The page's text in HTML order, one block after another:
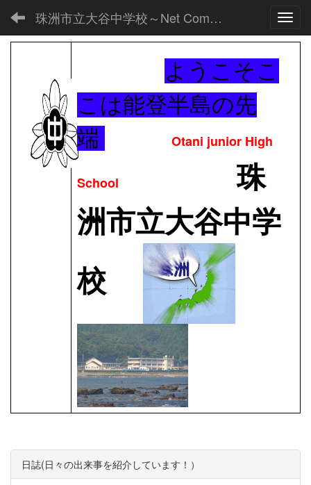
珠洲市立大谷中学校～Net Commons～
ようこそこ
こは能登半島の先
端
Otani junior High
School
珠
洲市立大谷中学
校
日誌(日々の出来事を紹介しています！）